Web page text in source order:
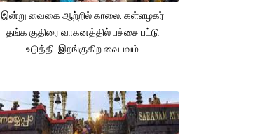
இன்று வைகை ஆற்றில் காலை. கள்ளழகர்
தங்க குதிரை வாகனத்தில் பச்சை பட்டு
உடுத்தி இறங்குகிற வைபவம்